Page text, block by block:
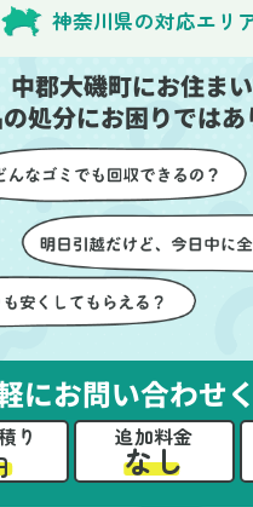
散乱していた
や、細かなア
分けを迅速か
応していただ
りがたかった
それぞれが必
確認しながら
ができ、安心
作業をお任せ
。さらに、作
は部屋全体を
ただき、まる
のような清潔
した。
ちらも安
壁や床を
に細心の
ただき、
ズに片付
ても嬉し
業が終わ
ちらか
も部屋を
いただけ
した。
いても教
今後の片
知識が増
何かあれ
神奈川県の対応エリ
中郡大磯町にお住まい
処分にお困りでは
にお問い合わせ
り 追加料金
なし